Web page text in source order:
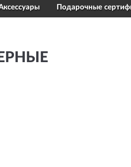
Подарочные